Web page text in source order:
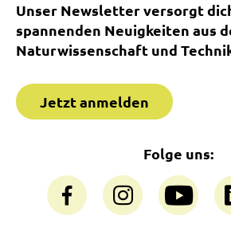
Unser Newsletter versorgt
spannenden Neuigkeiten aus
Naturwissenschaft und
Jetzt anmelden
Folge uns: